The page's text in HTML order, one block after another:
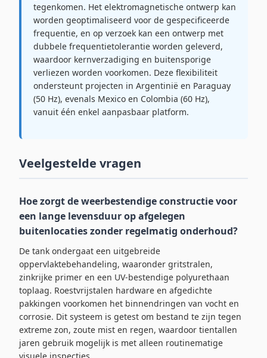
tegenkomen. Het elektromagnetische ontwerp kan
worden geoptimaliseerd voor de gespecificeerde
frequentie, en op verzoek kan een ontwerp met
dubbele frequentietolerantie worden geleverd,
waardoor kernverzadiging en buitensporige
verliezen worden voorkomen. Deze flexibiliteit
ondersteunt projecten in Argentinië en Paraguay
(50 Hz), evenals Mexico en Colombia (60 Hz),
vanuit één enkel aanpasbaar platform.
Veelgestelde vragen
Hoe zorgt de weerbestendige constructie voor
een lange levensduur op afgelegen
buitenlocaties zonder regelmatig onderhoud?
De tank ondergaat een uitgebreide
oppervlaktebehandeling, waaronder gritstralen,
zinkrijke primer en een UV-bestendige polyurethaan
toplaag. Roestvrijstalen hardware en afgedichte
pakkingen voorkomen het binnendringen van vocht en
corrosie. Dit systeem is getest om bestand te zijn tegen
extreme zon, zoute mist en regen, waardoor tientallen
jaren gebruik mogelijk is met alleen routinematige